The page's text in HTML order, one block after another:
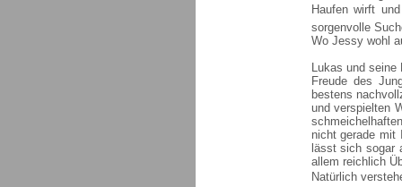
Haufen wirft
sorgenvolle
Wo Jessy wohl
Lukas und
Freude des
bestens
und verspielten
nicht gerade mit
lässt sich sogar
allem reichlich
Natürlich